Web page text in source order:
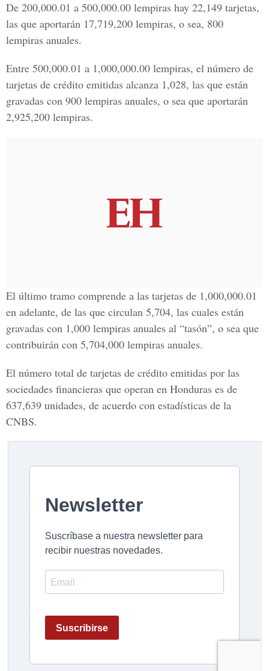
De 200,000.01 a 500,000.00 lempiras hay 22,149 tarjetas,
las que aportarán 17,719,200 lempiras, o sea, 800
lempiras anuales.
Entre 500,000.01 a 1,000,000.00 lempiras, el número de
tarjetas de crédito emitidas alcanza 1,028, las que están
gravadas con 900 lempiras anuales, o sea que aportarán
2,925,200 lempiras.
El último tramo comprende a las tarjetas de 1,000,000.01
en adelante, de las que circulan 5,704, las cuales están
gravadas con 1,000 lempiras anuales al “tasón”, o sea que
contribuirán con 5,704,000 lempiras anuales.
El número total de tarjetas de crédito emitidas por las
sociedades financieras que operan en Honduras es de
637,639 unidades, de acuerdo con estadísticas de la
CNBS.